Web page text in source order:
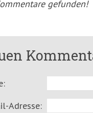
gefunden!
Adresse: